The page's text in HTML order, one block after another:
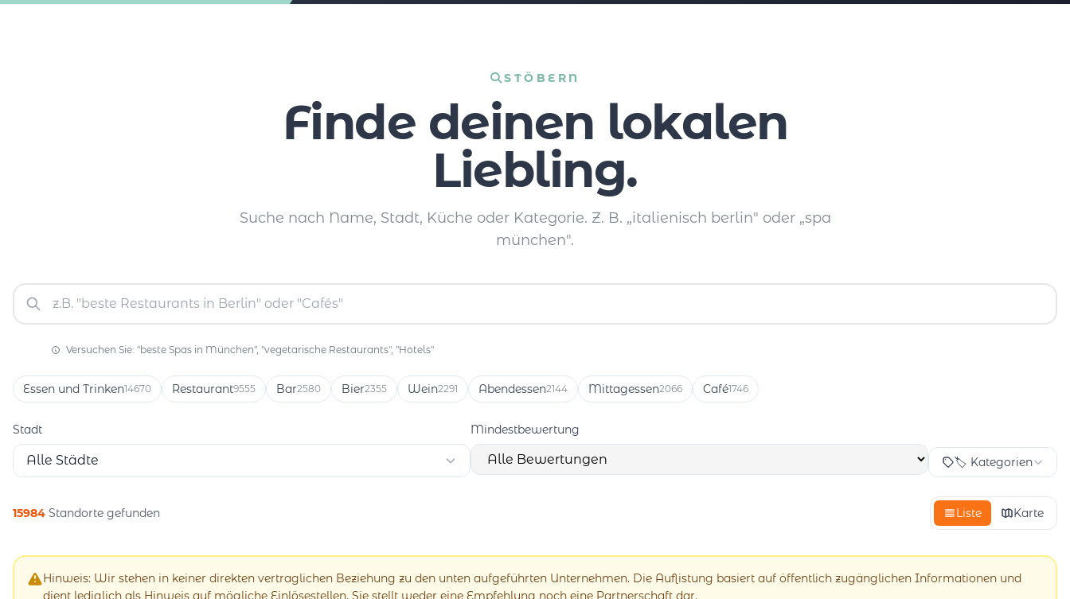
STÖBERN
Finde deinen lokalen
Liebling.
Suche nach Name, Stadt, Küche oder Kategorie. Z. B. „italienisch berlin" oder „spa
münchen".
Versuchen Sie: "beste Spas in München", "vegetarische Restaurants", "Hotels"
Essen und Trinken14670 Restaurant9555 Bar2580 Bier2355 Wein2291 Abendessen2144 Mittagessen2066 Café1746
Stadt
Alle Städte
Mindestbewertung
🏷️ Kategorien
15984 Standorte gefunden Liste Karte
Hinweis: Wir stehen in keiner direkten vertraglichen Beziehung zu den unten aufgeführten Unternehmen. Die Auflistung basiert auf öffentlich zugänglichen Informationen und
dient lediglich als Hinweis auf mögliche Einlösestellen. Sie stellt weder eine Empfehlung noch eine Partnerschaft dar.